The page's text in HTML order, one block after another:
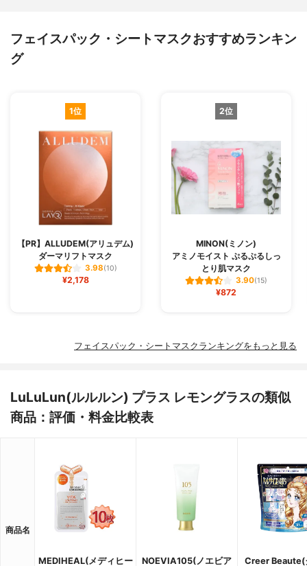
フェイスパック・シートマスクおすすめランキン
グ
1位
【PR】ALLUDEM(アリュデム)
ダーマリフトマスク
3.98(10)
¥2,178
2位
MINON(ミノン)
アミノモイスト ぷるぷるしっ
とり肌マスク
3.90(15)
¥872
フェイスパック・シートマスクランキングをもっと見る
LuLuLun(ルルルン) プラス レモングラスの類似
商品：評価・料金比較表
商品名
MEDIHEAL(メディヒー NOEVIA105(ノエビア Creer Beaute(